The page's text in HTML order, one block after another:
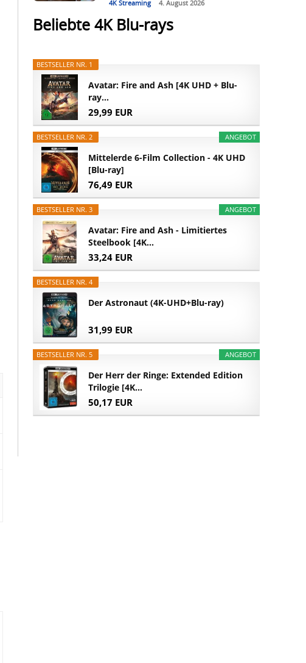
4K Streaming 4. August 2026
Beliebte 4K Blu-rays
BESTSELLER NR. 1
Avatar: Fire and Ash [4K UHD + Blu-
ray...
29,99 EUR
ANGEBOT
BESTSELLER NR. 2
Mittelerde 6-Film Collection - 4K UHD
[Blu-ray]
76,49 EUR
ANGEBOT
BESTSELLER NR. 3
Avatar: Fire and Ash - Limitiertes
Steelbook [4K...
33,24 EUR
BESTSELLER NR. 4
Der Astronaut (4K-UHD+Blu-ray)
31,99 EUR
ANGEBOT
BESTSELLER NR. 5
Der Herr der Ringe: Extended Edition
Trilogie [4K...
50,17 EUR